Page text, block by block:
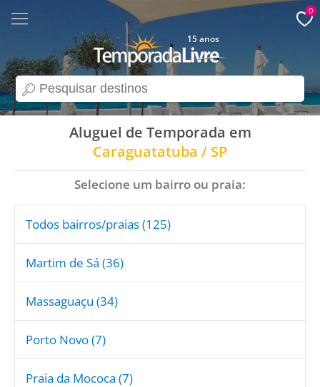
search
15 anos
0
Aluguel de Temporada em
Caraguatatuba / SP
Selecione um bairro ou praia:
Todos bairros/praias (125)
Martim de Sá (36)
Massaguaçu (34)
Porto Novo (7)
Praia da Mococa (7)